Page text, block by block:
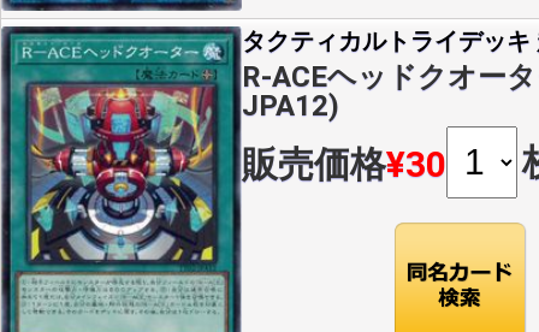
タクティカルトライデッキ
R-ACEヘッドクオー
JPA12)
販売価格¥30